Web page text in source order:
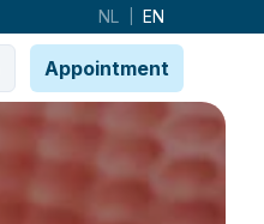
NL EN
Appointment